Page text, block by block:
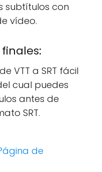
subtítulos con
vídeo.
VTT a SRT fácil
cual puedes
antes de
SRT.
de